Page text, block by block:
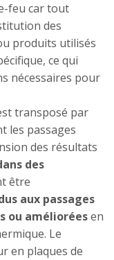
feu car tout
des
produits utilisés
ce qui
nécessaires pour
transposé par
les passages
des résultats
des
être
aux passages
ou amélioréesen
Le
en plaques de